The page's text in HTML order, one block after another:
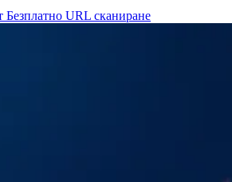
Безплатно URL сканиране